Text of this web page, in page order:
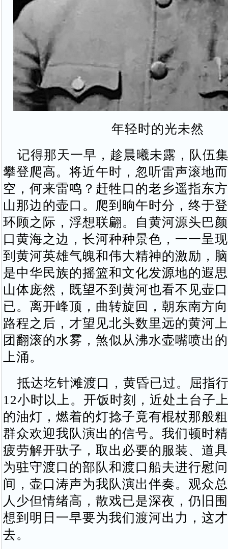
年轻时的光未然
记得那天一早，趁晨曦未露，队伍
攀登爬高。将近午时，忽听雷声滚地
空，何来雷鸣？赶牲口的老乡遥指东
山那边的壶口。爬到晌午时分，终于
环顾之际，浮想联翩。自黄河源头巴
口黄海之边，长河种种景色，一一呈
到黄河英雄气魄和伟大精神的激励，
是中华民族的摇篮和文化发源地的遐
山体庞然，既望不到黄河也看不见壶
已。离开峰顶，曲转旋回，朝东南方
路程之后，才望见北头数里远的黄河
团翻滚的水雾，煞似从沸水壶嘴喷出
上涌。
抵达圪针滩渡口，黄昏已过。屈指
12小时以上。开饭时刻，近处土台子
的油灯，燃着的灯捻子竟有棍杖那般
群众欢迎我队演出的信号。我们顿时
疲劳解开驮子，取出必要的服装、道
为驻守渡口的部队和渡口船夫进行慰
间，壶口涛声为我队演出伴奏。观众
人少但情绪高，散戏已是深夜，仍旧
想到明日一早要为我们渡河出力，这
去。